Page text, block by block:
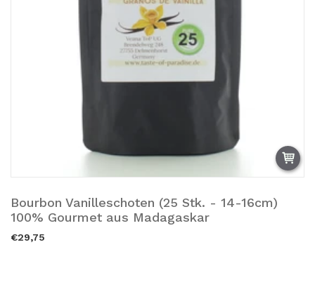
Bourbon Vanilleschoten (25 Stk. - 14-16cm)
100% Gourmet aus Madagaskar
Añadir a la cesta.
€29,75